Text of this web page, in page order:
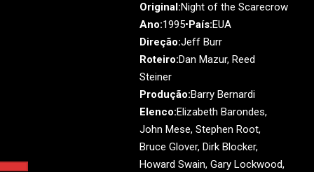
Original:Night of the Scarecrow
Ano:1995•País:EUA
Direção:Jeff Burr
Roteiro:Dan Mazur, Reed
Steiner
Produção:Barry Bernardi
Elenco:Elizabeth Barondes,
John Mese, Stephen Root,
Bruce Glover, Dirk Blocker,
Howard Swain, Gary Lockwood,